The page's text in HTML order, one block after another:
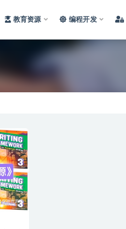
教育资源 编程开发